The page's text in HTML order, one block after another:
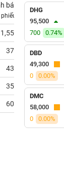
bán
1,557 0.00
373
433 0.00
350 0.00
600 0.00
DHG
95,500
700
0.74%
DBD
49,300
0
0.00%
DMC
58,000
0
0.00%